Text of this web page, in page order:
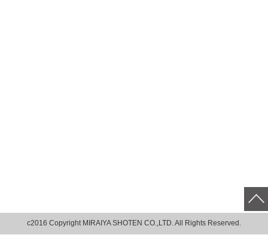
c2016 Copyright MIRAIYA SHOTEN CO.,LTD. All Rights Reserved.